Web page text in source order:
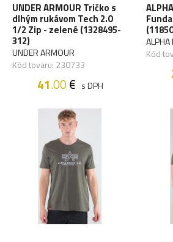
UNDER ARMOUR Tričko s
dlhým rukávom Tech 2.0
1/2 Zip - zelené (1328495-
312)
UNDER ARMOUR
Kód tovaru: 230733
41.00€ s DPH
ALPHA
Kód